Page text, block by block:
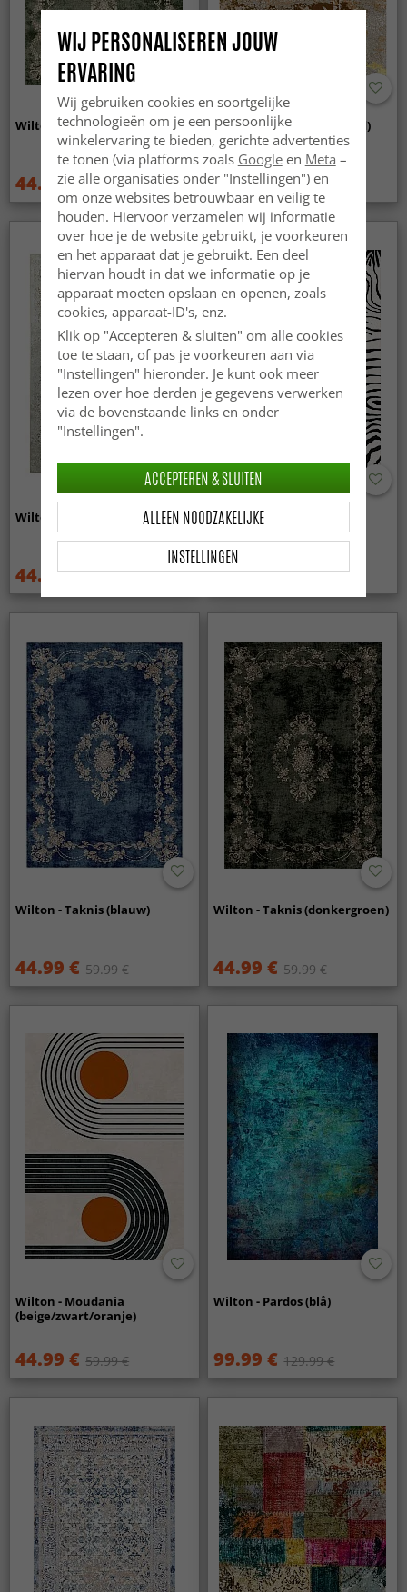
Wilton - Taknis (groen)
44.99 € 59.99 €
Wilton - Elena (beige/goud)
44.99 € 59.99 €
Wilton - Mateur (beige)
44.99 € 59.99 €
Wilton - Zebra (zwart/wit)
44.99 € 59.99 €
Wilton - Taknis (blauw)
44.99 € 59.99 €
Wilton - Taknis (donkergroen)
44.99 € 59.99 €
Wilton - Moudania
(beige/zwart/oranje)
44.99 € 59.99 €
Wilton - Pardos (blå)
99.99 € 129.99 €
WIJ PERSONALISEREN JOUW
ERVARING
Wij gebruiken cookies en soortgelijke
technologieën om je een persoonlijke
winkelervaring te bieden, gerichte advertenties
te tonen (via platforms zoals Googleen Meta –
zie alle organisaties onder "Instellingen") en
om onze websites betrouwbaar en veilig te
houden. Hiervoor verzamelen wij informatie
over hoe je de website gebruikt, je voorkeuren
en het apparaat dat je gebruikt. Een deel
hiervan houdt in dat we informatie op je
apparaat moeten opslaan en openen, zoals
cookies, apparaat-ID's, enz.
Klik op "Accepteren & sluiten" om alle cookies
toe te staan, of pas je voorkeuren aan via
"Instellingen" hieronder. Je kunt ook meer
lezen over hoe derden je gegevens verwerken
via de bovenstaande links en onder
"Instellingen".
INSTELLINGEN
ALLEEN NOODZAKELIJKE
ACCEPTEREN & SLUITEN